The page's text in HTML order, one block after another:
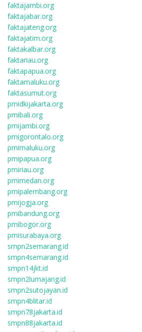
faktajambi.org
faktajabar.org
faktajateng.org
faktajatim.org
faktakalbar.org
faktariau.org
faktapapua.org
faktamaluku.org
faktasumut.org
pmidkijakarta.org
pmibali.org
pmijambi.org
pmigorontalo.org
pmimaluku.org
pmipapua.org
pmiriau.org
pmimedan.org
pmipalembang.org
pmijogja.org
pmibandung.org
pmibogor.org
pmisurabaya.org
smpn2semarang.id
smpn4semarang.id
smpn14jkt.id
smpn2lumajang.id
smpn2sutojayan.id
smpn4blitar.id
smpn78jakarta.id
smpn88jakarta.id